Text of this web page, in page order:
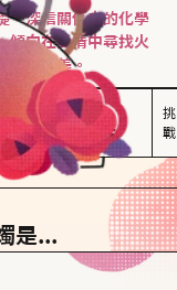
，深信關係中的化學
傾向在愛情中尋找火
意和讚美。
情緒起伏較大
感情中較需要關注
挑
戰
是...